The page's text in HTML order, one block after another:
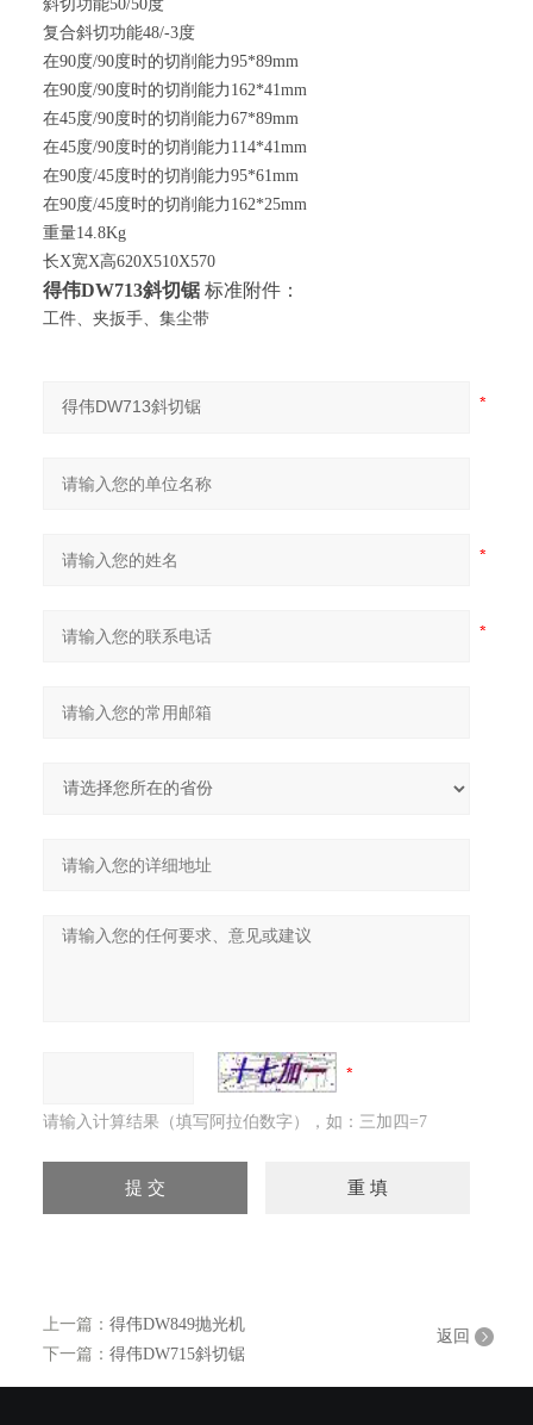
斜切功能50/50度
复合斜切功能48/-3度
在90度/90度时的切削能力95*89mm
在90度/90度时的切削能力162*41mm
在45度/90度时的切削能力67*89mm
在45度/90度时的切削能力114*41mm
在90度/45度时的切削能力95*61mm
在90度/45度时的切削能力162*25mm
重量14.8Kg
长X宽X高620X510X570
得伟DW713斜切锯 标准附件：
工件、夹扳手、集尘带
请输入计算结果（填写阿拉伯数字），如：三加四=7
上一篇： 得伟DW849抛光机
下一篇： 得伟DW715斜切锯
返回